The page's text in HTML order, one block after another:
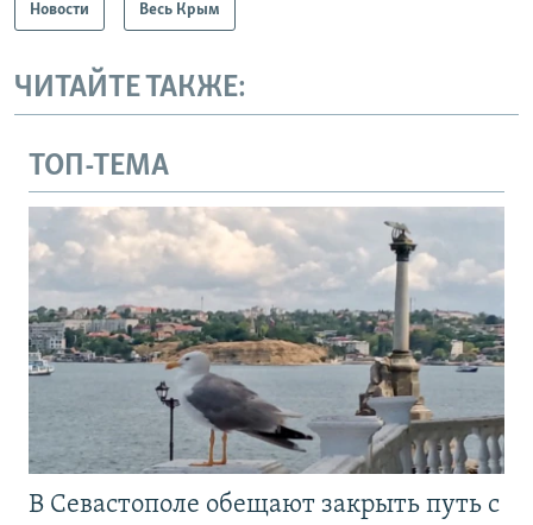
Новости Весь Крым
ЧИТАЙТЕ ТАКЖЕ:
ТОП-ТЕМА
В Севастополе обещают закрыть путь с